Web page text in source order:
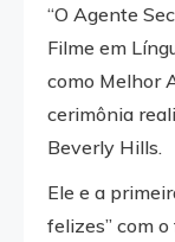
“O Agente
Filme em
como Melhor
cerimônia
Beverly Hills.
Ele e a
felizes” com